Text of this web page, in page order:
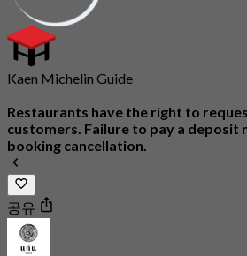
Kaen Michelin Guide
Restaurants have the right to
customers. Failure to pay a deposit
booking cancellation.
공유